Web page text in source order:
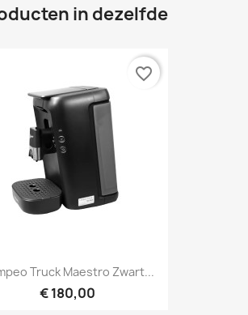
in dezelfde
Truck Maestro Zwart...
€ 180,00
favorite_border